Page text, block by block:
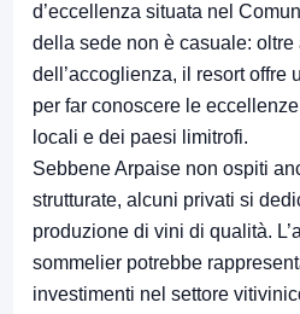
d’eccellenza situata nel
della sede non è casuale: oltre
dell’accoglienza, il resort offre
per far conoscere le
locali e dei paesi limitrofi.
Sebbene Arpaise non ospiti
strutturate, alcuni privati si
produzione di vini di qualità.
sommelier potrebbe
investimenti nel settore